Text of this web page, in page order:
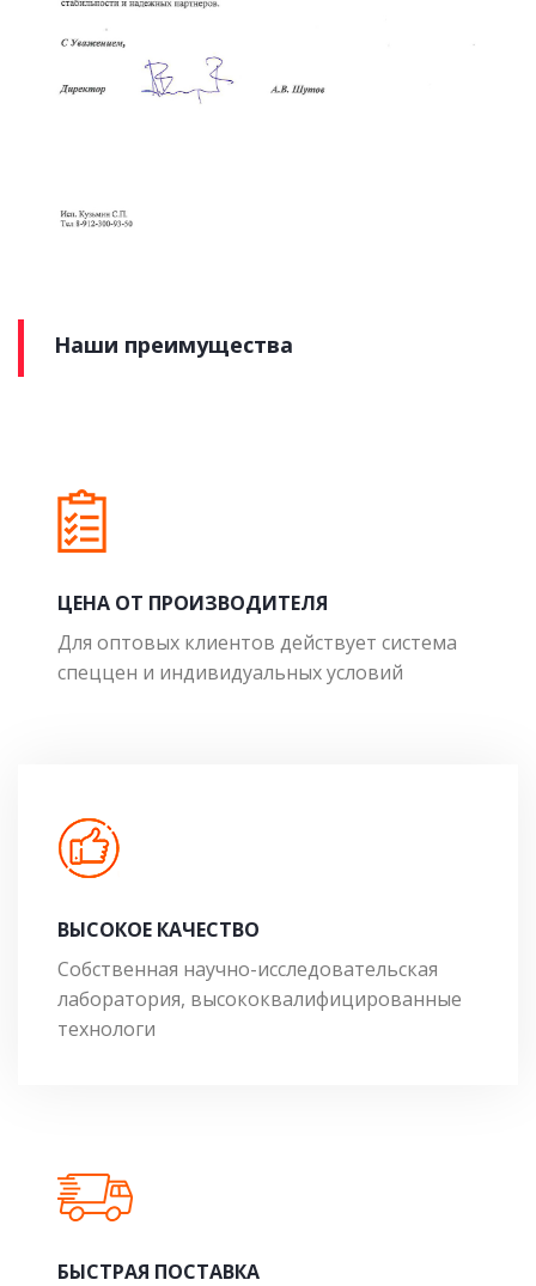
Наши преимущества
ЦЕНА ОТ ПРОИЗВОДИТЕЛЯ
Для оптовых клиентов действует система
спеццен и индивидуальных условий
ВЫСОКОЕ КАЧЕСТВО
Собственная научно-исследовательская
лаборатория, высококвалифицированные
технологи
БЫСТРАЯ ПОСТАВКА